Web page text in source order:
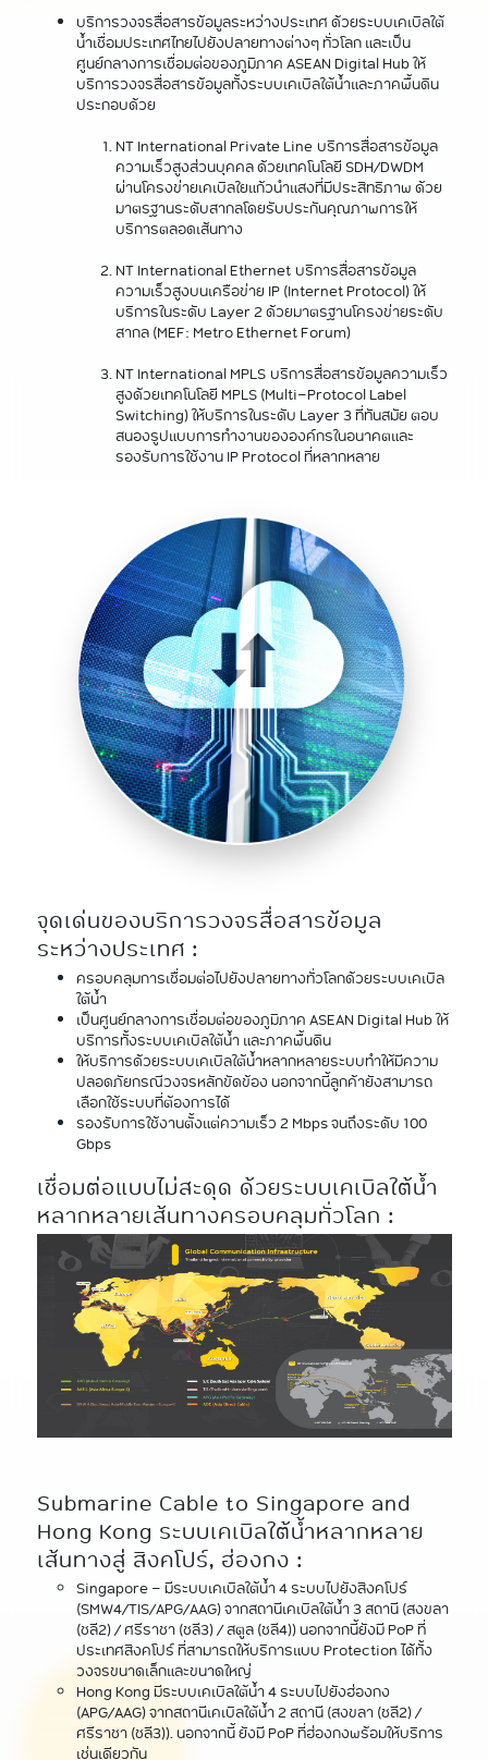
บริการวงจรสื่อสารข้อมูลระหว่างประเทศ ด้วยระบบเคเบิลใต้
น้ำเชื่อมประเทศไทยไปยังปลายทางต่างๆ ทั่วโลก และเป็น
ศูนย์กลางการเชื่อมต่อของภูมิภาค ASEAN Digital Hub ให้
บริการวงจรสื่อสารข้อมูลทั้งระบบเคเบิลใต้น้ำและภาคพื้นดิน
ประกอบด้วย
NT International Private Line บริการสื่อสารข้อมูล
ความเร็วสูงส่วนบุคคล ด้วยเทคโนโลยี SDH/DWDM
ผ่านโครงข่ายเคเบิลใยแก้วนำแสงที่มีประสิทธิภาพ ด้วย
มาตรฐานระดับสากลโดยรับประกันคุณภาพการให้
บริการตลอดเส้นทาง
NT International Ethernet บริการสื่อสารข้อมูล
ความเร็วสูงบนเครือข่าย IP (Internet Protocol) ให้
บริการในระดับ Layer 2 ด้วยมาตรฐานโครงข่ายระดับ
สากล (MEF: Metro Ethernet Forum)
NT International MPLS บริการสื่อสารข้อมูลความเร็ว
สูงด้วยเทคโนโลยี MPLS (Multi-Protocol Label
Switching) ให้บริการในระดับ Layer 3 ที่ทันสมัย ตอบ
สนองรูปแบบการทำงานขององค์กรในอนาคตและ
รองรับการใช้งาน IP Protocol ที่หลากหลาย
จุดเด่นของบริการวงจรสื่อสารข้อมูล
ระหว่างประเทศ :
ครอบคลุมการเชื่อมต่อไปยังปลายทางทั่วโลกด้วยระบบเคเบิล
ใต้น้ำ
เป็นศูนย์กลางการเชื่อมต่อของภูมิภาค ASEAN Digital Hub ให้
บริการทั้งระบบเคเบิลใต้น้ำ และภาคพื้นดิน
ให้บริการด้วยระบบเคเบิลใต้น้ำหลากหลายระบบทำให้มีความ
ปลอดภัยกรณีวงจรหลักขัดข้อง นอกจากนี้ลูกค้ายังสามารถ
เลือกใช้ระบบที่ต้องการได้
รองรับการใช้งานตั้งแต่ความเร็ว 2 Mbps จนถึงระดับ 100
Gbps
เชื่อมต่อแบบไม่สะดุด ด้วยระบบเคเบิลใต้น้ำ
หลากหลายเส้นทางครอบคลุมทั่วโลก :
Submarine Cable to Singapore and
Hong Kong ระบบเคเบิลใต้น้ำหลากหลาย
เส้นทางสู่ สิงคโปร์, ฮ่องกง :
Singapore - มีระบบเคเบิลใต้น้ำ 4 ระบบไปยังสิงคโปร์
(SMW4/TIS/APG/AAG) จากสถานีเคเบิลใต้น้ำ 3 สถานี (สงขลา
(ชลี2) / ศรีราชา (ชลี3) / สตูล (ชลี4)) นอกจากนี้ยังมี PoP ที่
ประเทศสิงคโปร์ ที่สามารถให้บริการแบบ Protection ได้ทั้ง
วงจรขนาดเล็กและขนาดใหญ่
Hong Kong มีระบบเคเบิลใต้น้ำ 4 ระบบไปยังฮ่องกง
(APG/AAG) จากสถานีเคเบิลใต้น้ำ 2 สถานี (สงขลา (ชลี2) /
ศรีราชา (ชลี3)). นอกจากนี้ ยังมี PoP ที่ฮ่องกงพร้อมให้บริการ
เช่นเดียวกัน